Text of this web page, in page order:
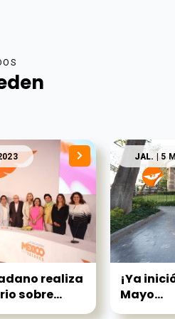
realiza
sobre...
JAL. | 5
¡Ya
Mayo...